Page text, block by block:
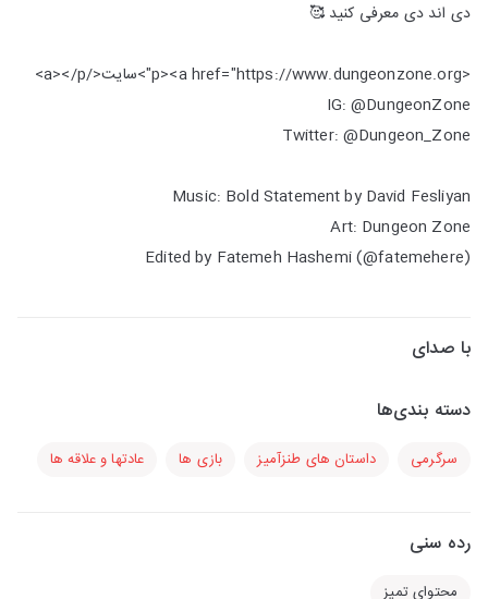
دی اند دی معرفی کنید 🥰
<p><a href="https://www.dungeonzone.org">سایت</a></p>
IG: @DungeonZone
Twitter: @Dungeon_Zone
Music: Bold Statement by David Fesliyan
Art: Dungeon Zone
Edited by Fatemeh Hashemi (@fatemehere)
با صدای
دسته بندی‌ها
سرگرمی داستان های طنزآمیز بازی ها عادتها و علاقه ها
رده سنی
محتوای تمیز